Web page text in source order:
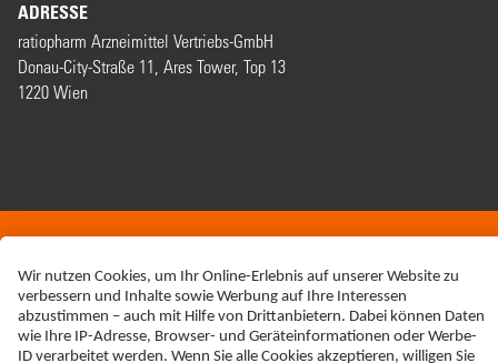
ADRESSE
ratiopharm Arzneimittel Vertriebs-GmbH
Donau-City-Straße 11, Ares Tower, Top 13
1220 Wien
IMPRESSUM
NEBENWIRKUNGSANZEIGEN